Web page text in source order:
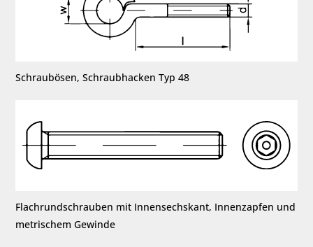
Schraubösen, Schraubhacken Typ 48
Flachrundschrauben mit Innensechskant, Innenzapfen und
metrischem Gewinde